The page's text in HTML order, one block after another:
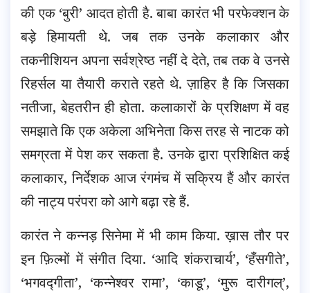
की एक ‘बुरी’ आदत होती है. बाबा कारंत भी परफेक्शन के
बड़े हिमायती थे. जब तक उनके कलाकार और
तकनीशियन अपना सर्वश्रेष्ठ नहीं दे देते, तब तक वे उनसे
रिहर्सल या तैयारी कराते रहते थे. ज़ाहिर है कि जिसका
नतीजा, बेहतरीन ही होता. कलाकारों के प्रशिक्षण में वह
समझाते कि एक अकेला अभिनेता किस तरह से नाटक को
समग्रता में पेश कर सकता है. उनके द्वारा प्रशिक्षित कई
कलाकार, निर्देशक आज रंगमंच में सक्रिय हैं और कारंत
की नाट्य परंपरा को आगे बढ़ा रहे हैं.
कारंत ने कन्नड़ सिनेमा में भी काम किया. ख़ास तौर पर
इन फ़िल्मों में संगीत दिया. ‘आदि शंकराचार्य’, ‘हँसगीते’,
‘भगवद्गीता’, ‘कन्नेश्वर रामा’, ‘काडू’, ‘मुरू दारीगल्’,